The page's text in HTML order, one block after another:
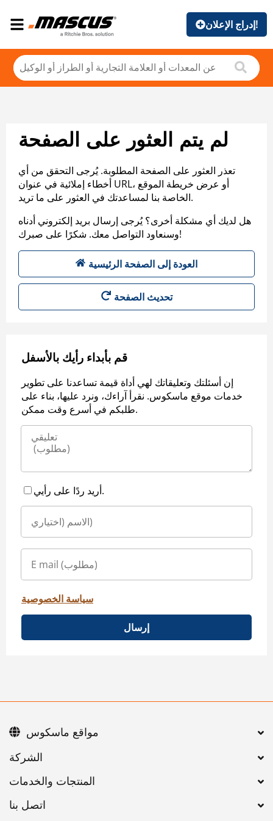
إدراج الإعلان!
لم يتم العثور على الصفحة
تعذر العثور على الصفحة المطلوبة. يُرجى التحقق من أي
أخطاء إملائية في عنوان URL، أو عرض خريطة الموقع
الخاصة بنا لمساعدتك في العثور على ما تريد.
هل لديك أي مشكلة أخرى؟ يُرجى إرسال بريد إلكتروني أدناه
وسنعاود التواصل معك. شكرًا على صبرك!
العودة إلى الصفحة الرئيسية
تحديث الصفحة
قم بأبداء رأيك بالأسفل
إن أسئلتك وتعليقاتك لهي أداة قيمة تساعدنا على تطوير
خدمات موقع ماسكوس. نقرأ آراءك، ونرد عليها، بناء على
طلبكم في أسرع وقت ممكن.
أريد ردًا على رأيي.
سياسة الخصوصية
إرسال
اتصل بنا
مواقع ماسكوس